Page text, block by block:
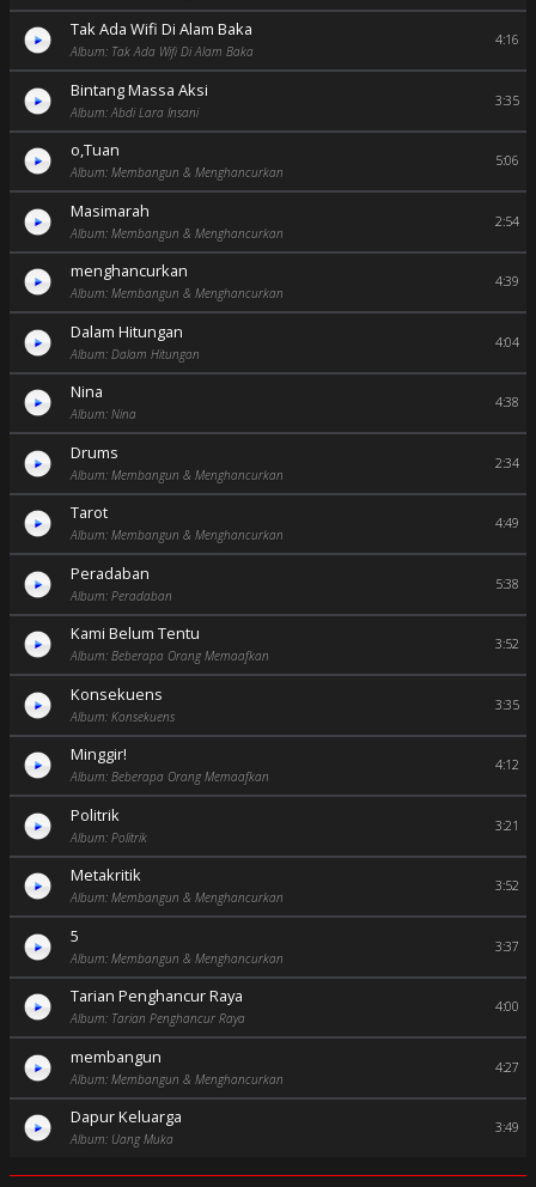
Tak Ada Wifi Di Alam Baka
Album: Tak Ada Wifi Di Alam Baka
4:16
Bintang Massa Aksi
Album: Abdi Lara Insani
3:35
o,Tuan
Album: Membangun & Menghancurkan
5:06
Masimarah
Album: Membangun & Menghancurkan
2:54
menghancurkan
Album: Membangun & Menghancurkan
4:39
Dalam Hitungan
Album: Dalam Hitungan
4:04
Nina
Album: Nina
4:38
Drums
Album: Membangun & Menghancurkan
2:34
Tarot
Album: Membangun & Menghancurkan
4:49
Peradaban
Album: Peradaban
5:38
Kami Belum Tentu
Album: Beberapa Orang Memaafkan
3:52
Konsekuens
Album: Konsekuens
3:35
Minggir!
Album: Beberapa Orang Memaafkan
4:12
Politrik
Album: Politrik
3:21
Metakritik
Album: Membangun & Menghancurkan
3:52
5
Album: Membangun & Menghancurkan
3:37
Tarian Penghancur Raya
Album: Tarian Penghancur Raya
4:00
membangun
Album: Membangun & Menghancurkan
4:27
Dapur Keluarga
Album: Uang Muka
3:49